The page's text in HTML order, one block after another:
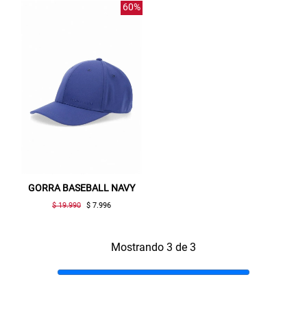
60%
GORRA BASEBALL NAVY
$ 19.990 $ 7.996
Mostrando 3 de 3